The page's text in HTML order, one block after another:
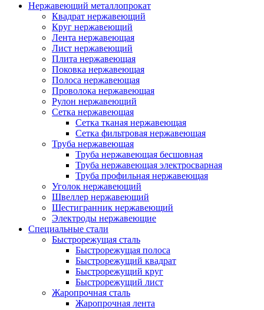
Нержавеющий металлопрокат
Квадрат нержавеющий
Круг нержавеющий
Лента нержавеющая
Лист нержавеющий
Плита нержавеющая
Поковка нержавеющая
Полоса нержавеющая
Проволока нержавеющая
Рулон нержавеющий
Сетка нержавеющая
Сетка тканая нержавеющая
Сетка фильтровая нержавеющая
Труба нержавеющая
Труба нержавеющая бесшовная
Труба нержавеющая электросварная
Труба профильная нержавеющая
Уголок нержавеющий
Швеллер нержавеющий
Шестигранник нержавеющий
Электроды нержавеющие
Специальные стали
Быстрорежущая сталь
Быстрорежущая полоса
Быстрорежущий квадрат
Быстрорежущий круг
Быстрорежущий лист
Жаропрочная сталь
Жаропрочная лента